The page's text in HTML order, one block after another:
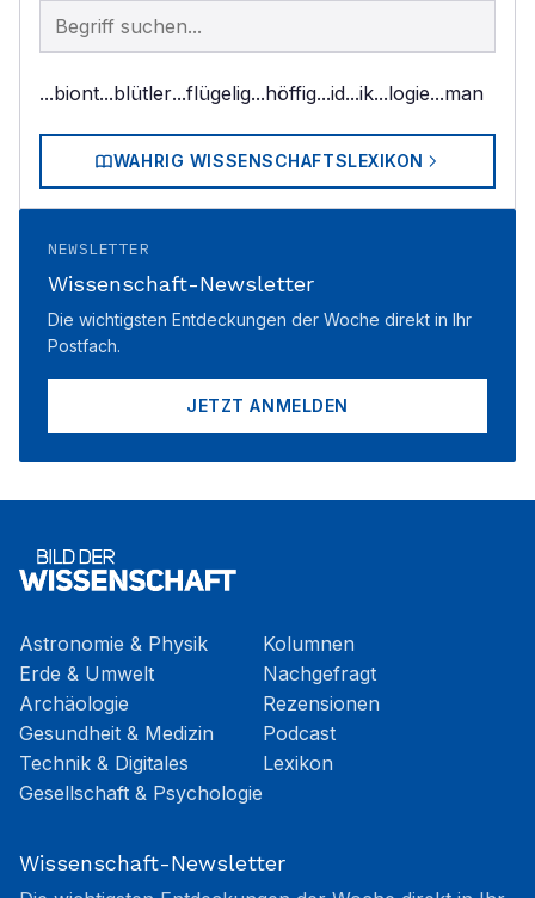
Begriff im Lexikon suchen
...biont...blütler...flügelig...höffig...id...ik...logie...man
WAHRIG WISSENSCHAFTSLEXIKON
NEWSLETTER
Wissenschaft-Newsletter
Die wichtigsten Entdeckungen der Woche direkt in Ihr
Postfach.
JETZT ANMELDEN
Astronomie & Physik
Erde & Umwelt
Archäologie
Gesundheit & Medizin
Technik & Digitales
Gesellschaft & Psychologie
Kolumnen
Nachgefragt
Rezensionen
Podcast
Lexikon
Wissenschaft-Newsletter